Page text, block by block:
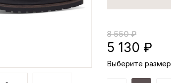
8 550 ₽
5 130 ₽
Выберите